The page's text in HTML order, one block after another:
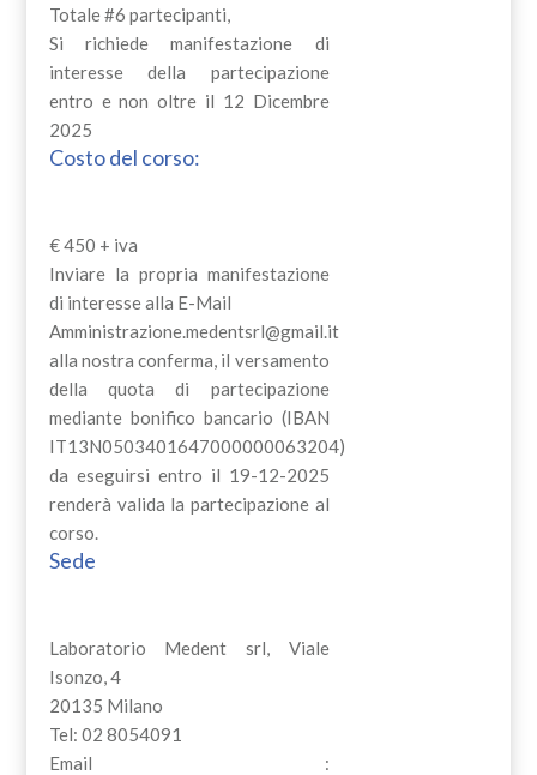
Totale #6 partecipanti,
Si richiede manifestazione di
interesse della partecipazione
entro e non oltre il 12 Dicembre
2025
Costo del corso:
€ 450 + iva
Inviare la propria manifestazione
di interesse alla E-Mail
Amministrazione.medentsrl@gmail.it
alla nostra conferma, il versamento
della quota di partecipazione
mediante bonifico bancario (IBAN
IT13N0503401647000000063204)
da eseguirsi entro il 19-12-2025
renderà valida la partecipazione al
corso.
Sede
Laboratorio Medent srl, Viale
Isonzo, 4
20135 Milano
Tel: 02 8054091
Email :